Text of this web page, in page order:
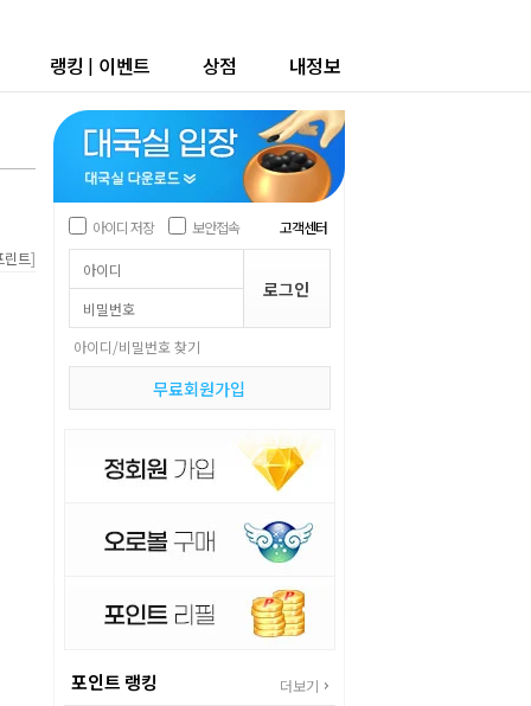
랭킹 | 이벤트 상점 내정보
린트]
아이디 저장 보안접속 고객센터
아이디/비밀번호 찾기
무료회원가입
포인트 랭킹 더보기